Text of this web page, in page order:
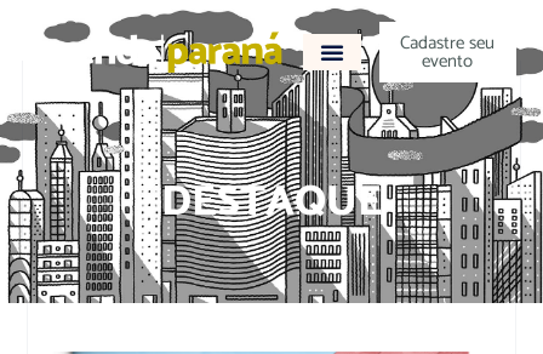
Cadastre seu
evento
DESTAQUE